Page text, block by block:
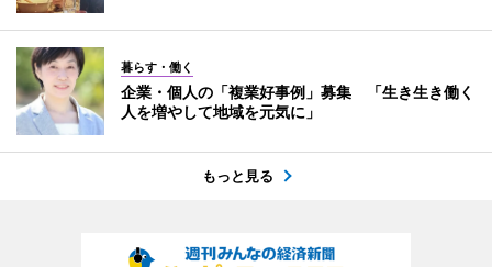
暮らす・働く
企業・個人の「複業好事例」募集 「生き生き働く
人を増やして地域を元気に」
もっと見る